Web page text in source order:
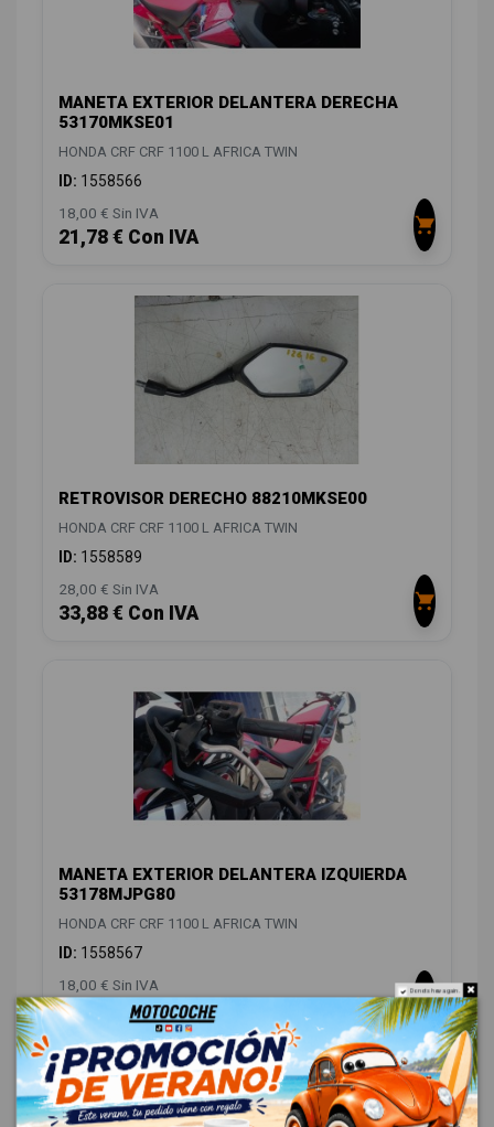
MANETA EXTERIOR DELANTERA DERECHA
53170MKSE01
HONDA CRF CRF 1100 L AFRICA TWIN
ID: 1558566
18,00 € Sin IVA
21,78 € Con IVA
RETROVISOR DERECHO 88210MKSE00
HONDA CRF CRF 1100 L AFRICA TWIN
ID: 1558589
28,00 € Sin IVA
33,88 € Con IVA
MANETA EXTERIOR DELANTERA IZQUIERDA
53178MJPG80
HONDA CRF CRF 1100 L AFRICA TWIN
ID: 1558567
18,00 € Sin IVA
21,78 € Con IVA
Do not show again.